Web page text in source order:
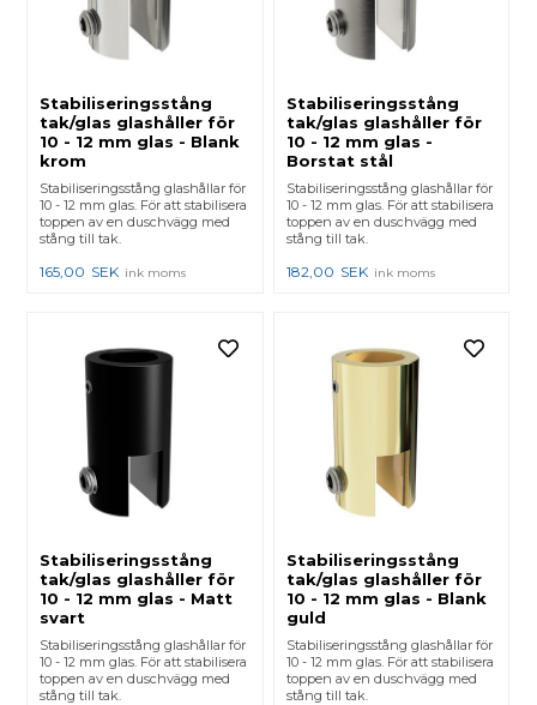
Stabiliseringsstång
tak/glas glashåller för
10 - 12 mm glas - Blank
krom
Stabiliseringsstång glashållar för
10 - 12 mm glas. För att stabilisera
toppen av en duschvägg med
stång till tak.
165,00 SEK ink moms
Stabiliseringsstång
tak/glas glashåller för
10 - 12 mm glas -
Borstat stål
Stabiliseringsstång glashållar för
10 - 12 mm glas. För att stabilisera
toppen av en duschvägg med
stång till tak.
182,00 SEK ink moms
Stabiliseringsstång
tak/glas glashåller för
10 - 12 mm glas - Matt
svart
Stabiliseringsstång glashållar för
10 - 12 mm glas. För att stabilisera
toppen av en duschvägg med
stång till tak.
Stabiliseringsstång
tak/glas glashåller för
10 - 12 mm glas - Blank
guld
Stabiliseringsstång glashållar för
10 - 12 mm glas. För att stabilisera
toppen av en duschvägg med
stång till tak.